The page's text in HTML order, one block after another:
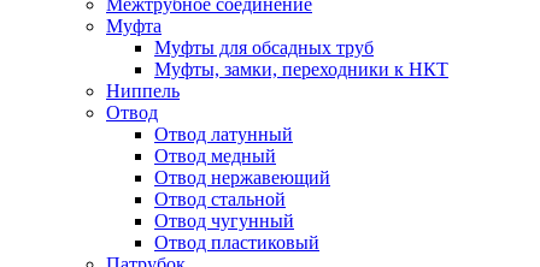
Межтрубное соединение
Муфта
Муфты для обсадных труб
Муфты, замки, переходники к НКТ
Ниппель
Отвод
Отвод латунный
Отвод медный
Отвод нержавеющий
Отвод стальной
Отвод чугунный
Отвод пластиковый